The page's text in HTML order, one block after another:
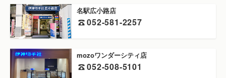
名駅広小路店
052-581-2257
mozoワンダーシティ店
052-508-5101